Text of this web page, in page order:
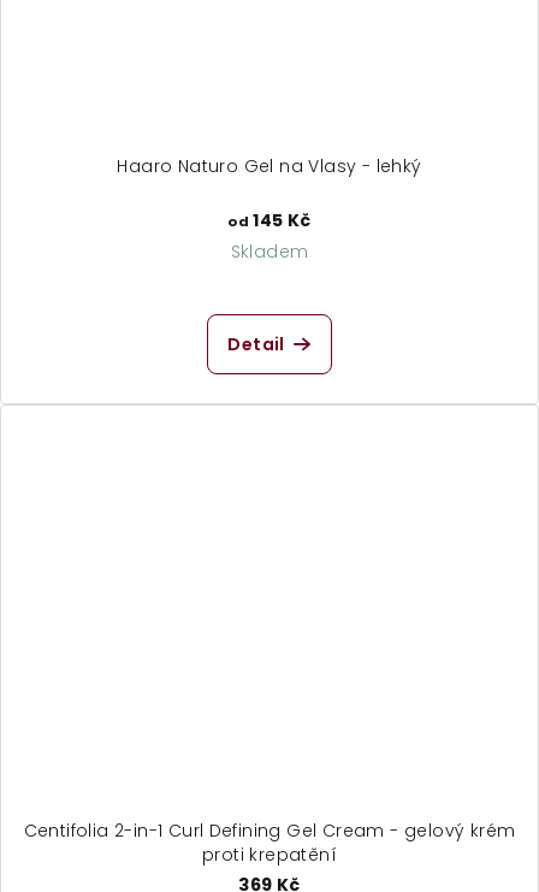
Haaro Naturo Gel na Vlasy - lehký
od 145 Kč
Skladem
Detail
Centifolia 2-in-1 Curl Defining Gel Cream - gelový krém
proti krepatění
369 Kč